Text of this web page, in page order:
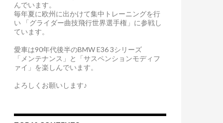
んでいます。
毎年夏に欧州に出かけて集中トレーニングを行
い 「グライダー曲技飛行世界選手権」に参戦し
ています。
愛車は90年代後半のBMW E36 3シリーズ
「メンテナンス」と「サスペンションモディフ
ァイ」を楽しんでいます。
よろしくお願いします♪